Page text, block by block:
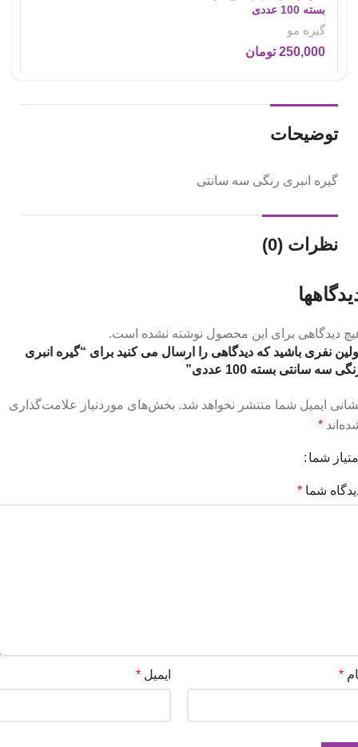
بسته 100 عددی
گیره مو
250,000 تومان
توضیحات
گیره انبری رنگی سه سانتی
نظرات (0)
دیدگاهی برای این محصول نوشته نشده است.
نفری باشید که دیدگاهی را ارسال می کنید برای “گیره انبری
سه سانتی بسته 100 عددی”
ایمیل شما منتشر نخواهد شد. بخش‌های موردنیاز علامت‌گذاری
*
شما
شما *
* ایمیل *